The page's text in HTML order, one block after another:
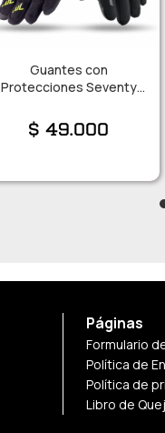
Guantes con
Protecciones Seventy
$ 49.000
Páginas
Formulario
Política de
Política de
Libro de